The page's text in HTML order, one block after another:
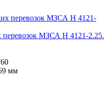
перевозок МЗСА H 4121-2.25.
мм